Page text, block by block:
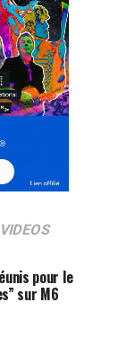
VIDEOS
pour le
sur M6